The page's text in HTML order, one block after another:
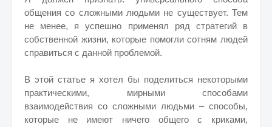
общения со сложными людьми не существует. Тем
не менее, я успешно применял ряд стратегий в
собственной жизни, которые помогли сотням людей
справиться с данной проблемой.
В этой статье я хотел бы поделиться некоторыми
практическими, мирными способами
взаимодействия со сложными людьми – способы,
которые не имеют ничего общего с криками,